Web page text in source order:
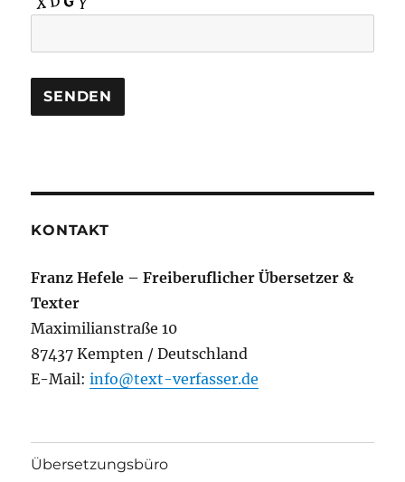
KONTAKT
Franz Hefele – Freiberuflicher Übersetzer &
Texter
Maximilianstraße 10
87437 Kempten / Deutschland
E-Mail:info@text-verfasser.de
Übersetzungsbüro